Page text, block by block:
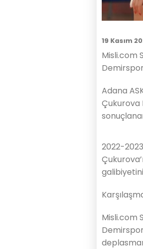
19 Kasım
Misli.com
Adana
Çukurova
2022-
Misli.com